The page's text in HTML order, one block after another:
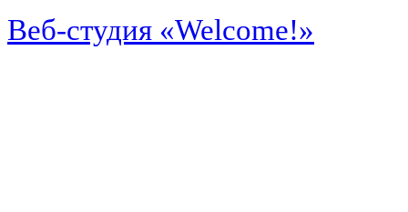
Веб-студия «Welcome!»